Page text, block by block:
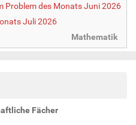
Problem des Monats Juni 2026
Juli 2026
Mathematik
Fächer